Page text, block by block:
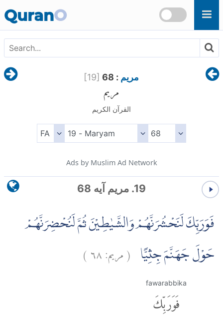
QuranO
[19] مريم : 68
مريم
القرآن الكريم
Ads by Muslim Ad Network
19. مريم آیه 68
فَوَرَبِّكَ لَنَحْشُرَنَّهُمْ وَالشَّيٰطِيْنَ ثُمَّ لَنُحْضِرَنَّهُمْ
حَوْلَ جَهَنَّمَ جِثِيًّا (مريم:٦٨)
fawarabbika
فَوَرَبِّكَ